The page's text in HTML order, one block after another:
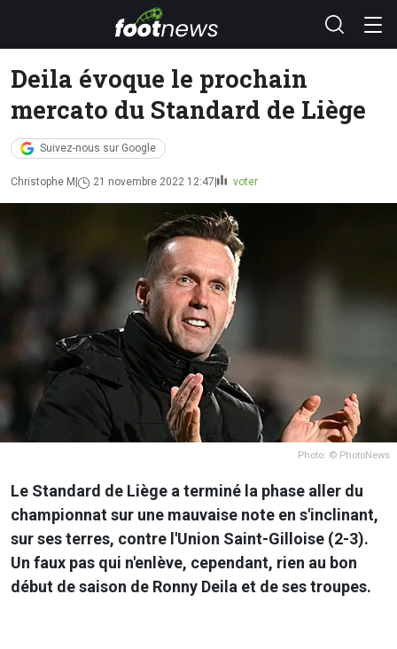
Deila évoque le prochain
mercato du Standard de Liège
Suivez-nous sur Google
Christophe M 21 novembre 2022 12:47 voter
Photo: © PhotoNews
Le Standard de Liège a terminé la phase aller du
championnat sur une mauvaise note en s'inclinant,
sur ses terres, contre l'Union Saint-Gilloise (2-3).
Un faux pas qui n'enlève, cependant, rien au bon
début de saison de Ronny Deila et de ses troupes.